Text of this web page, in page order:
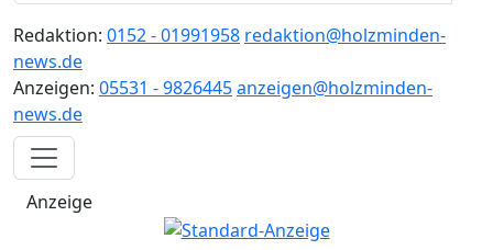
Redaktion: 0152 - 01991958 redaktion@holzminden-
news.de
Anzeigen: 05531 - 9826445anzeigen@holzminden-
news.de
Anzeige